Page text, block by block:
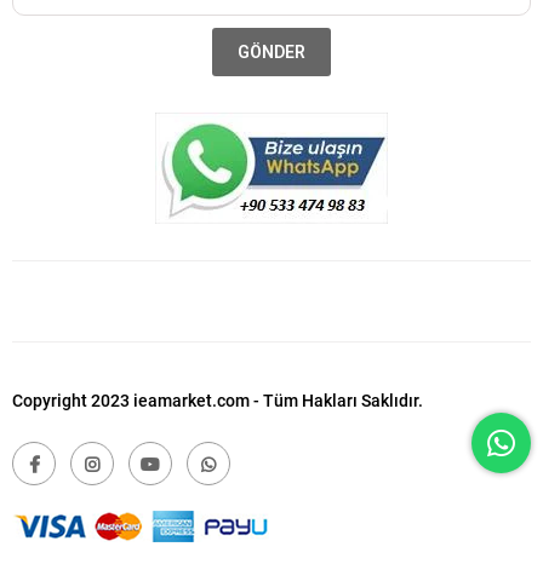
GÖNDER
Copyright 2023 ieamarket.com - Tüm Hakları Saklıdır.